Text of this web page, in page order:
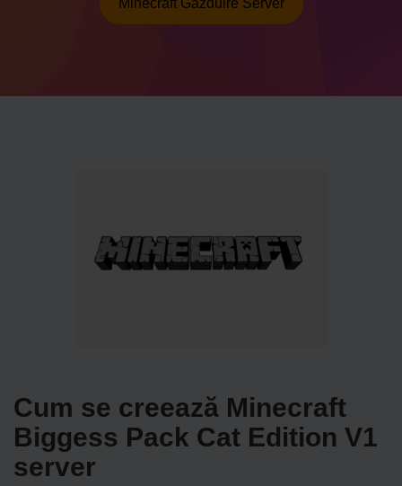
Minecraft Găzduire Server
Cum se creează Minecraft
Biggess Pack Cat Edition V1
server